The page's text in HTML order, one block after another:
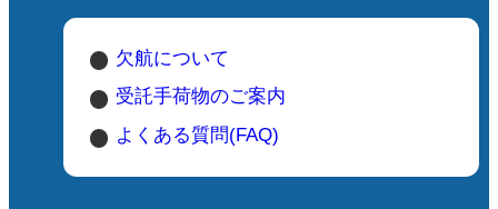
欠航について
受託手荷物のご案内
よくある質問(FAQ)